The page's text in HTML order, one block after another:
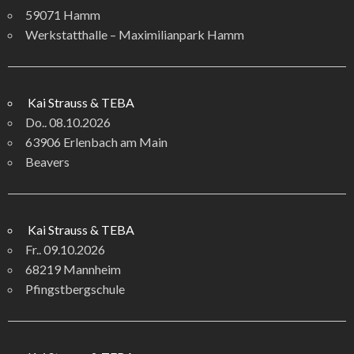
59071 Hamm
Werkstatthalle – Maximilianpark Hamm
Kai Strauss & TEBA
Do.. 08.10.2026
63906 Erlenbach am Main
Beavers
Kai Strauss & TEBA
Fr.. 09.10.2026
68219 Mannheim
Pfingstbergschule